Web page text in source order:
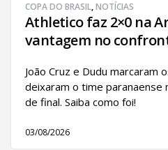
COPA DO BRASIL,NOTÍCIAS
Athletico faz 2×0 na
vantagem no
João Cruz e Dudu marcaram
deixaram o time paranaense
de final. Saiba como foi!
03/08/2026